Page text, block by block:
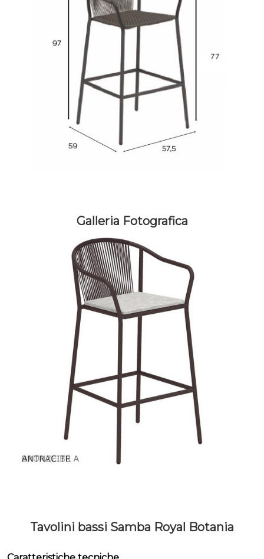
Galleria Fotografica
Tavolini bassi Samba Royal Botania